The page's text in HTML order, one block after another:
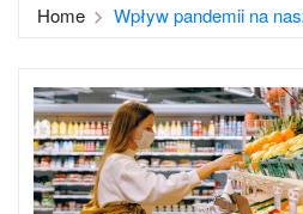
Home Wpływ pandemii na